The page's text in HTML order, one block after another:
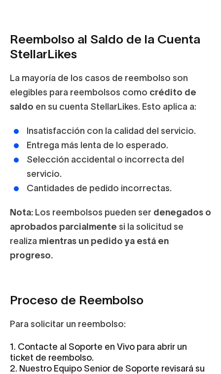
Reembolso al Saldo de la Cuenta
StellarLikes
La mayoría de los casos de reembolso son
elegibles para reembolsos como crédito de
saldo en su cuenta StellarLikes. Esto aplica a:
Insatisfacción con la calidad del servicio.
Entrega más lenta de lo esperado.
Selección accidental o incorrecta del
servicio.
Cantidades de pedido incorrectas.
Nota: Los reembolsos pueden ser denegados o
aprobados parcialmente si la solicitud se
realiza mientras un pedido ya está en
progreso.
Proceso de Reembolso
Para solicitar un reembolso:
1. Contacte al Soporte en Vivo para abrir un
ticket de reembolso.
2. Nuestro Equipo Senior de Soporte revisará su